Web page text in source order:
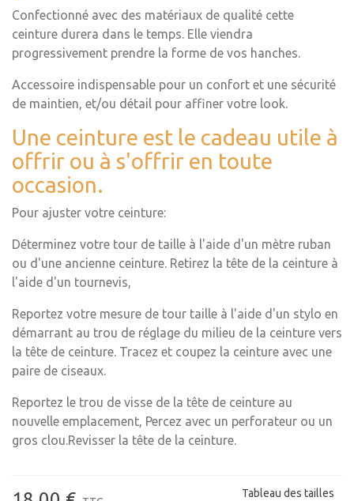
Confectionné avec des matériaux de qualité cette
ceinture durera dans le temps. Elle viendra
progressivement prendre la forme de vos hanches.
Accessoire indispensable pour un confort et une sécurité
de maintien, et/ou détail pour affiner votre look.
Une ceinture est le cadeau utile à
offrir ou à s'offrir en toute
occasion.
Pour ajuster votre ceinture:
Déterminez votre tour de taille à l'aide d'un mètre ruban
ou d'une ancienne ceinture. Retirez la tête de la ceinture à
l'aide d'un tournevis,
Reportez votre mesure de tour taille à l'aide d'un stylo en
démarrant au trou de réglage du milieu de la ceinture vers
la tête de ceinture. Tracez et coupez la ceinture avec une
paire de ciseaux.
Reportez le trou de visse de la tête de ceinture au
nouvelle emplacement, Percez avec un perforateur ou un
gros clou.Revisser la tête de la ceinture.
Tableau des tailles